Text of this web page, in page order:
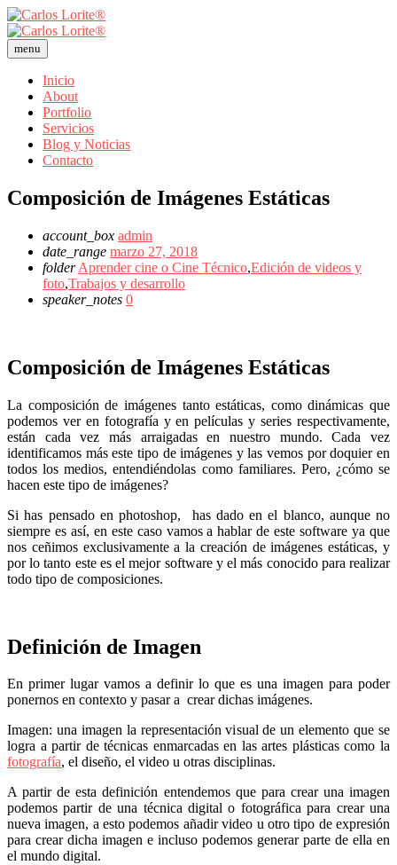
menu
Inicio
About
Portfolio
Servicios
Blog y Noticias
Contacto
Composición de Imágenes Estáticas
account_box admin
date_range marzo 27, 2018
folder Aprender cine o Cine Técnico,Edición de videos y
foto,Trabajos y desarrollo
speaker_notes 0
Composición de Imágenes Estáticas
La composición de imágenes tanto estáticas, como dinámicas que
podemos ver en fotografía y en películas y series respectivamente,
están cada vez más arraigadas en nuestro mundo. Cada vez
identificamos más este tipo de imágenes y las vemos por doquier en
todos los medios, entendiéndolas como familiares. Pero, ¿cómo se
hacen este tipo de imágenes?
Si has pensado en photoshop, has dado en el blanco, aunque no
siempre es así, en este caso vamos a hablar de este software ya que
nos ceñimos exclusivamente a la creación de imágenes estáticas, y
por lo tanto este es el mejor software y el más conocido para realizar
todo tipo de composiciones.
Definición de Imagen
En primer lugar vamos a definir lo que es una imagen para poder
ponernos en contexto y pasar a crear dichas imágenes.
Imagen: una imagen la representación visual de un elemento que se
logra a partir de técnicas enmarcadas en las artes plásticas como la
fotografía, el diseño, el video u otras disciplinas.
A partir de esta definición entendemos que para crear una imagen
podemos partir de una técnica digital o fotográfica para crear una
nueva imagen, a esto podemos añadir video u otro tipo de expresión
para crear dicha imagen e incluso podemos generar parte de ella en
el mundo digital.